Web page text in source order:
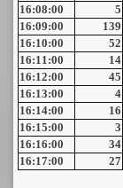
16:08:00
5
16:09:00
139
16:10:00
52
16:11:00
14
16:12:00
45
16:13:00
4
16:14:00
16
16:15:00
3
16:16:00
34
16:17:00
27